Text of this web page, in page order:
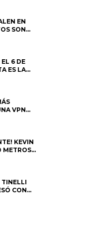
EN
SON
EL 6 DE
ES LA
VPN
KEVIN
METROS
GENERA
TINELLI
CON